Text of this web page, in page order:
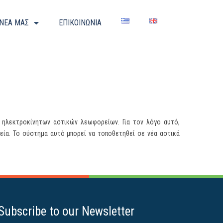
ΜΑΣ ΕΠΙΚΟΙΝΩΝΙΑ
αστικών λεωφορείων. Για τον λόγο αυτό,
Το σύστημα αυτό μπορεί να τοποθετηθεί σε νέα αστικά
to our Newsletter